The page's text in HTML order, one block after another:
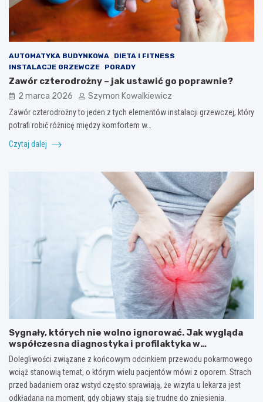
AUTOMATYKA BUDYNKOWA
DIETA I FITNESS
INSTALACJE GRZEWCZE
PORADY
Zawór czterodrożny – jak ustawić go poprawnie?
2 marca 2026 Szymon Kowalkiewicz
Zawór czterodrożny to jeden z tych elementów instalacji grzewczej, który
potrafi robić różnicę między komfortem w…
Czytaj dalej
Sygnały, których nie wolno ignorować. Jak wygląda
współczesna diagnostyka i profilaktyka w
proktologii?
Dolegliwości związane z końcowym odcinkiem przewodu pokarmowego
wciąż stanowią temat, o którym wielu pacjentów mówi z oporem. Strach
przed badaniem oraz wstyd często sprawiają, że wizyta u lekarza jest
odkładana na moment, gdy objawy stają się trudne do zniesienia.